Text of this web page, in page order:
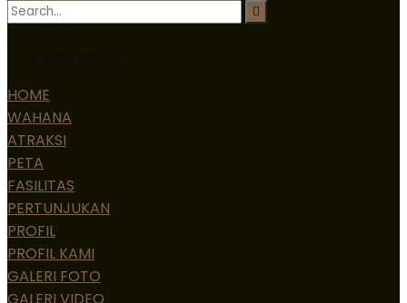
HOME
WAHANA
ATRAKSI
PETA
FASILITAS
PERTUNJUKAN
PROFIL
PROFIL KAMI
GALERI FOTO
GALERI VIDEO